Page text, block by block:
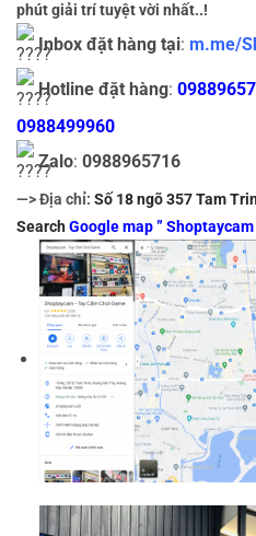
phút giải trí tuyệt vời nhất..!
Inbox đặt hàng tại: m.me/
Hotline đặt hàng:
0988499960
Zalo: 0988965716
—> Địa chỉ: Số 18 ngõ 357 Tam
SearchGoogle map ” Shoptaycam